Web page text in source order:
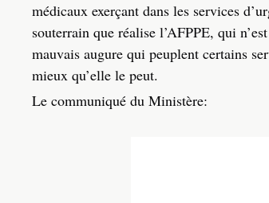
médicaux exerçant dans les services
souterrain que réalise l’AFPPE, qui
mauvais augure qui peuplent certains
mieux qu’elle le peut.
Le communiqué du Ministère: